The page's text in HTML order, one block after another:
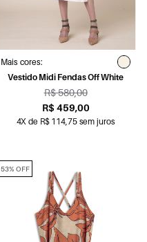
Mais cores:
Vestido Midi Fendas Off White
R$ 580,00
R$ 459,00
4X de R$ 114,75 sem juros
53% OFF